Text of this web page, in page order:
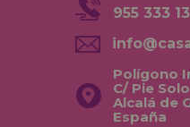
955 333
Polígono
C/ Pie
Alcalá de
España